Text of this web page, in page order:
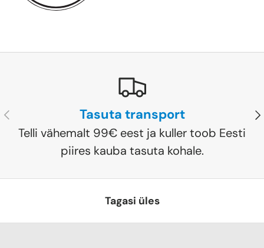
Eelmine Tasuta transport
Telli vähemalt 99€ eest ja kuller toob Eesti
piires kauba tasuta kohale.
Tagasi üles